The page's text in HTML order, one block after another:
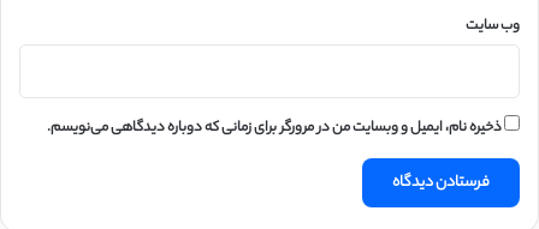
وب‌ سایت
ذخیره نام، ایمیل و وبسایت من در مرورگر برای زمانی که دوباره دیدگاهی می‌نویسم.